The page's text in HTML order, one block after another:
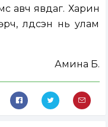
авч явдаг. Харин
үлдсэн нь улам
Амина Б.